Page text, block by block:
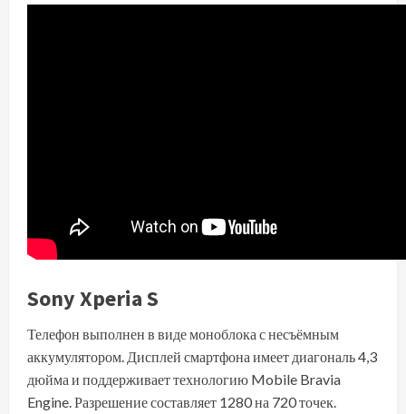
Sony Xperia S
Телефон выполнен в виде моноблока с несъёмным
аккумулятором. Дисплей смартфона имеет диагональ 4,3
дюйма и поддерживает технологию Mobile Bravia
Engine. Разрешение составляет 1280 на 720 точек.